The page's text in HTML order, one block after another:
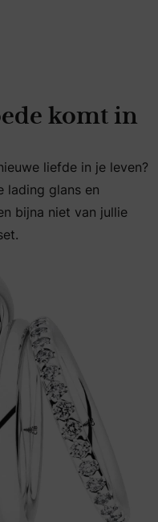
komt in
liefde in je
liefde in je leven?
lading glans en
bijna niet van jullie